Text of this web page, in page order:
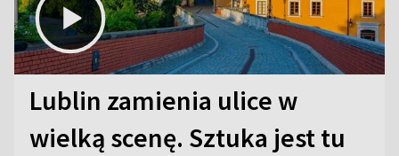
Lublin zamienia ulice w
wielką scenę. Sztuka jest tu